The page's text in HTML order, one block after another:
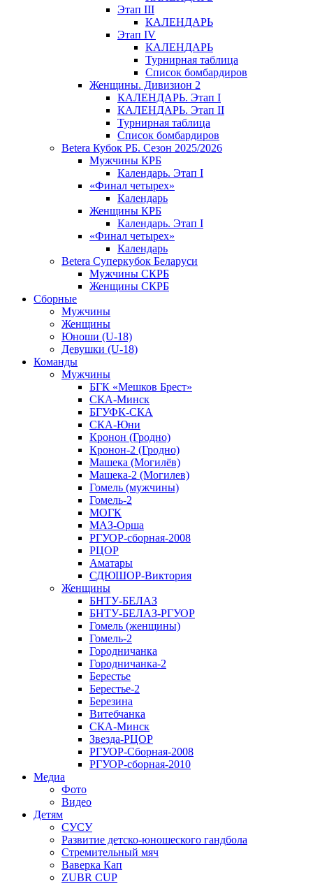
Этап III
КАЛЕНДАРЬ
Этап IV
КАЛЕНДАРЬ
Турнирная таблица
Список бомбардиров
Женщины. Дивизион 2
КАЛЕНДАРЬ. Этап I
КАЛЕНДАРЬ. Этап II
Турнирная таблица
Список бомбардиров
Betera Кубок РБ. Сезон 2025/2026
Мужчины КРБ
Календарь. Этап I
«Финал четырех»
Календарь
Женщины КРБ
Календарь. Этап I
«Финал четырех»
Календарь
Betera Суперкубок Беларуси
Мужчины СКРБ
Женщины СКРБ
Сборные
Мужчины
Женщины
Юноши (U-18)
Девушки (U-18)
Команды
Мужчины
БГК «Мешков Брест»
СКА-Минск
БГУФК-СКА
СКА-Юни
Кронон (Гродно)
Кронон-2 (Гродно)
Машека (Могилёв)
Машека-2 (Могилев)
Гомель (мужчины)
Гомель-2
МОГК
МАЗ-Орша
РГУОР-сборная-2008
РЦОР
Аматары
СДЮШОР-Виктория
Женщины
БНТУ-БЕЛАЗ
БНТУ-БЕЛАЗ-РГУОР
Гомель (женщины)
Гомель-2
Городничанка
Городничанка-2
Берестье
Берестье-2
Березина
Витебчанка
СКА-Минск
Звезда-РЦОР
РГУОР-Сборная-2008
РГУОР-сборная-2010
Медиа
Фото
Видео
Детям
СУСУ
Развитие детско-юношеского гандбола
Стремительный мяч
Ваверка Кап
ZUBR CUP